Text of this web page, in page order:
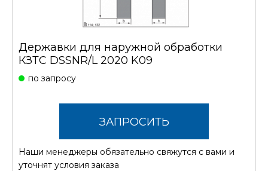
Державки для наружной обработки
КЗТС DSSNR/L 2020 K09
по запросу
ЗАПРОСИТЬ
СТОИМОСТЬ
Наши менеджеры обязательно свяжутся с вами и
уточнят условия заказа